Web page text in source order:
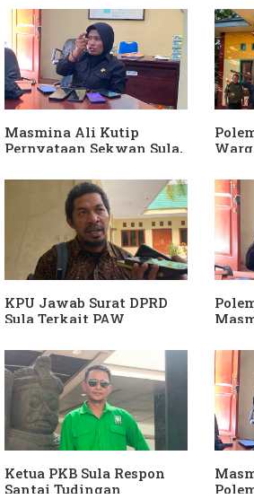
Masmina Ali Kutip
Pernyataan Sekwan Sula,
Diduga Jadikan
Keponakan "ATM
Berjalan"
APH
KPU Jawab Surat DPRD
Sula Terkait PAW
Hanura
Sula
Ketua PKB Sula Respon
Santai Tudingan